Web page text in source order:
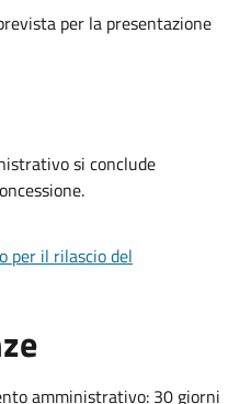
per la presentazione
si conclude
per il rilascio del
amministrativo: 30 giorni